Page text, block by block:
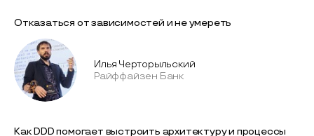
Отказаться от зависимостей и не умереть
Илья Черторыльский
Райффайзен Банк
Как DDD помогает выстроить архитектуру и процессы